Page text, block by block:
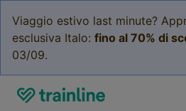
Viaggio estivo last minute?
esclusiva Italo: fino al 70% di
03/09.